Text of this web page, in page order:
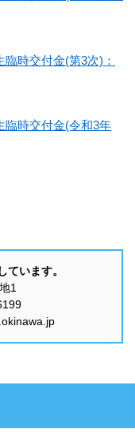
時交付金(第3次)：
臨時交付金(令和3年
ています。
1